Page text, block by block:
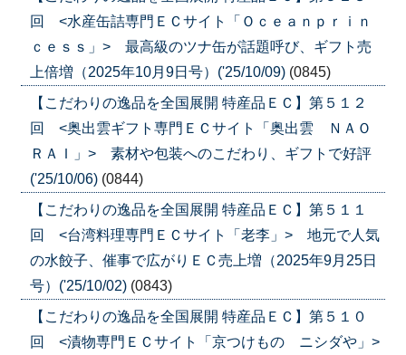
回 <水産缶詰専門ＥＣサイト「Ｏｃｅａｎｐｒｉｎ
ｃｅｓｓ」> 最高級のツナ缶が話題呼び、ギフト売
上倍増（2025年10月9日号）('25/10/09) (0845)
【こだわりの逸品を全国展開 特産品ＥＣ】第５１２
回 <奥出雲ギフト専門ＥＣサイト「奥出雲 ＮＡＯ
ＲＡＩ」> 素材や包装へのこだわり、ギフトで好評
('25/10/06) (0844)
【こだわりの逸品を全国展開 特産品ＥＣ】第５１１
回 <台湾料理専門ＥＣサイト「老李」> 地元で人気
の水餃子、催事で広がりＥＣ売上増（2025年9月25日
号）('25/10/02) (0843)
【こだわりの逸品を全国展開 特産品ＥＣ】第５１０
回 <漬物専門ＥＣサイト「京つけもの ニシダや」>